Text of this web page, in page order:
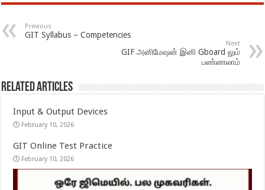
Previous
GIT Syllabus – Competencies
Next
GIF அனிமேஷன் இனி Gboard லும்
பண்ணலாம்
Related Articles
Input & Output Devices
February 10, 2026
GIT Online Test Practice
February 10, 2026